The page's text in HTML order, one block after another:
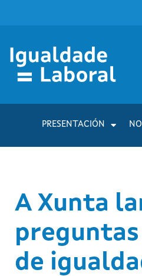
PRESENTACIÓN
A Xunta
de